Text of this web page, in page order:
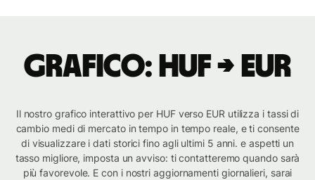
Grafico: HUF → EUR
Il nostro grafico interattivo per HUF verso EUR utilizza i tassi di
cambio medi di mercato in tempo in tempo reale, e ti consente
di visualizzare i dati storici fino agli ultimi 5 anni. e aspetti un
tasso migliore, imposta un avviso: ti contatteremo quando sarà
più favorevole. E con i nostri aggiornamenti giornalieri, sarai